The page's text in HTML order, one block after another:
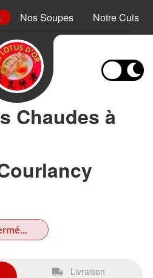
Nos Soupes Notre
Chaudes à
Livraison